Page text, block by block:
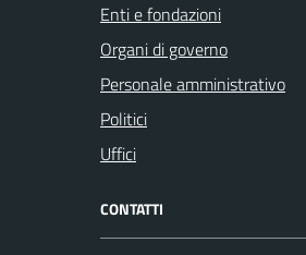
Enti e fondazioni
Organi di governo
Personale amministrativo
Politici
Uffici
CONTATTI